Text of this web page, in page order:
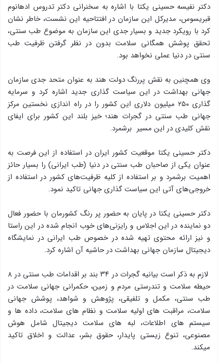
دکتر نفیسه حسینی یکتا با اشاره به سخنرانی دکتر تدروس ادهانوم
قبریسوس، مدیرکل این سازمان در افتتاحیه این نشست، خاطر نشان
کرد با رویکرد جدید و بسیار جدی این سازمان به موضوع طب سنتی،
تحقق پوشش همگانی سلامت بدون در نظر گرفتن ظرفیت طب
سنتی در دنیا عملی نخواهد بود.
وی همچنین به نقش پررنگ دولت هند به عنوان متحد جدی سازمان
جهانی بهداشت در این سیاست گذاری جدید اشاره کرد و سرمایه
گذاری ۲۵۰ میلیون دلاری این کشور را در راه اندازی نخستین مرکز
جهانی طب سنتی در گجرات هند؛ خیز بلند این کشور برای ایفای
نقش کلیدی در این مسیر برشمرد.
دکتر حسینی یکتا موقعیت کشور ایران در استفاده از این فرصت به
عنوان یکی از صاحبان طب سنتی در دنیا (طب ایرانی) را بسیار حائز
اهمیت برشمرد و بر استفاده از کلیه ظرفیت‌های کشور در استفاده از
خروجی‌های آتی این سیاست گذاری جهانی تاکید نمود.
دکتر حسینی یکتا در پایان به حضور پر رنگ کشورمان با حضور فعال
دو نماینده در این اجلاس و رایزنی‌های خوب انجام شده در این راستا
و نیز ارائه محتوی تهیه شده در خصوص طب ایرانی در نمایشگاه
دیجیتال سازمان جهانی بهداشت در حاشیه آن اشاره کرد.
لازم به ذکر است بیانیه گجرات در ۳۴ بند بر اقدامات طب سنتی در ۸
حیطه سلامت و تندرستی مردم و زمین، حکمرانی جهانی سلامت در
طب سنتی، مکمل و تلفیقی، پژوهش و شواهد، پوشش جهانی
سلامت، مراقبت های اولیه سلامت و نظام های سلامت، داده ها و
سیستم های اطلاعات، لبه های سلامت دیجیتال شامل هوش
مصنوعی، تنوع زیستی پایدار، حقوق بشر، عدالت و اخلاق تاکید
میکند.